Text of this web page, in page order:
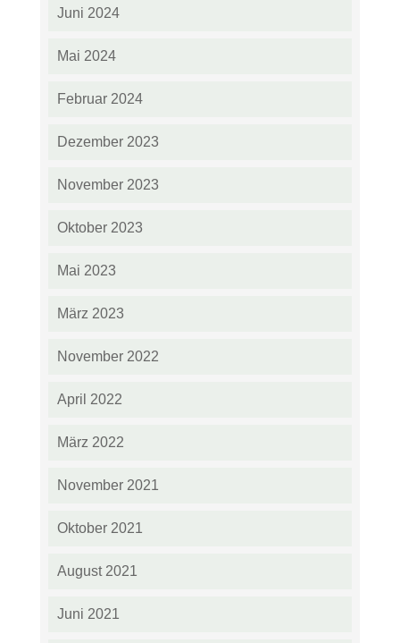
Juni 2024
Mai 2024
Februar 2024
Dezember 2023
November 2023
Oktober 2023
Mai 2023
März 2023
November 2022
April 2022
März 2022
November 2021
Oktober 2021
August 2021
Juni 2021